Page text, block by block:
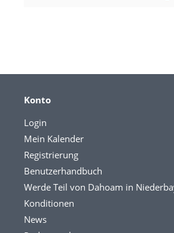
Konto
Login
Mein Kalender
Registrierung
Benutzerhandbuch
Werde Teil von Dahoam in
Konditionen
News